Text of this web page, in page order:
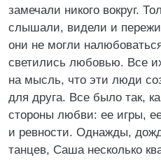
замечали никого вокруг.
слышали, видели и
они не могли
светились любовью. Все
на мысль, что эти люди
для друга. Все было так,
стороны любви: ее игры,
и ревности. Однажды,
танцев, Саша несколько